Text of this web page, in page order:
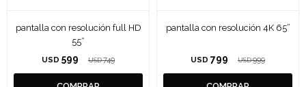
pantalla con resolución full HD
55”
USD 599 USD 749
pantalla con resolución 4K 65”
USD 799 USD 999